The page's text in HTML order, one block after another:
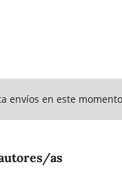
envíos en este
as